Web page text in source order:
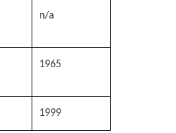
n/a
1965
1999